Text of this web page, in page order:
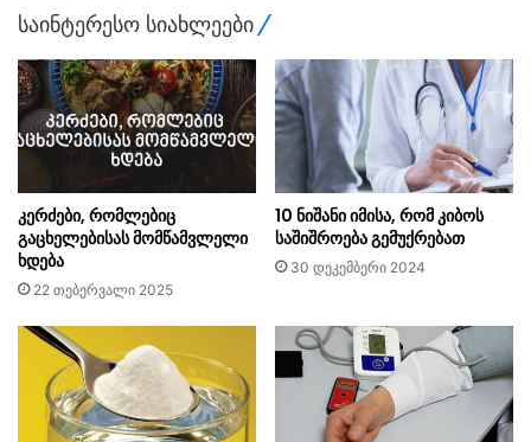
საინტერესო სიახლეები
კერძები, რომლებიც
გაცხელებისას მომწამვლელი
ხდება
22 თებერვალი 2025
10 ნიშანი იმისა, რომ კიბოს
საშიშროება გემუქრებათ
30 დეკემბერი 2024